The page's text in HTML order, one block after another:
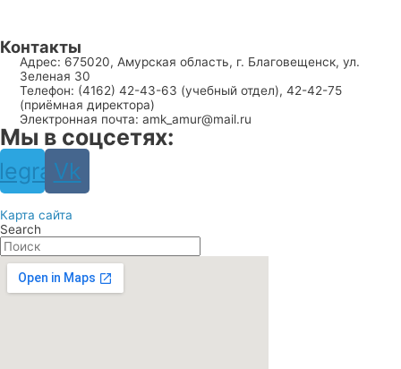
Контакты
Адрес: 675020, Амурская область, г. Благовещенск, ул.
Зеленая 30
Телефон: (4162) 42-43-63 (учебный отдел), 42-42-75
(приёмная директора)
Электронная почта: amk_amur@mail.ru
Мы в соцсетях:
Vk
Карта сайта
Search